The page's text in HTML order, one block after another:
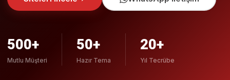
500+
Mutlu Müşteri
50+
Hazır Tema
20+
Yıl Tecrübe